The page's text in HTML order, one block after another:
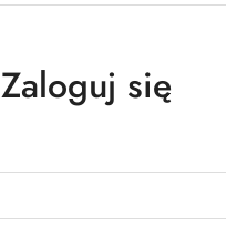
Zaloguj się